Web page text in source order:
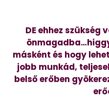
DE ehhez szükség
másként és hogy
jobb munkád,
belső erőben